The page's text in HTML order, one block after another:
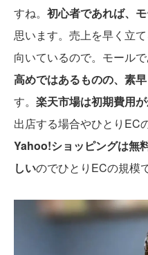
すね。 初心者であれば、
思います。売上を早く立
向いているので。モールで
高めではあるものの、素
す。 楽天市場は初期費用
出店する場合やひとりEC
Yahoo!ショッピングは無
しいのでひとりECの規模